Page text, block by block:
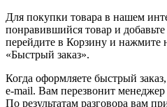
Для покупки товара в нашем
понравившийся товар и
перейдите в Корзину и нажмите
«Быстрый заказ».
Когда оформляете быстрый
e-mail. Вам перезвонит менеджер
По результатам разговора вам